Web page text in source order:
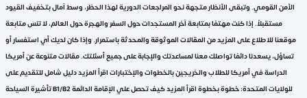
الأمن القومي. وتبقى الأنظار متجهة نحو المراجعات الدورية لهذا الحظر، وسط آمال بتخفيف القيود
مستقبلاً. إذا كنت مهتمًا بمتابعة آخر المستجدات حول السفر والهجرة حول العالم، لا تنسَ متابعة
موقعنا للاطلاع على المزيد من المقالات الموثوقة والمحدثة باستمرار. وإذا كان لديك أي استفسار أو
تساؤل، يسعدنا دائمًا تواصلك معنا لمساعدتك والإجابة على جميع أسئلتك. مقالات متنوعة عن أمريكا
الدراسة في أمريكا للطلاب والخريجين بالخطوات والإختبارات اقرأ المزيد دليل شامل للتقديم على
تأشيرة السياحة B1/B2 للولايات المتحدة: خطوة بخطوة اقرأ المزيد كيف تحصل علي الإقامة الدائمة